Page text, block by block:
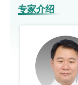
专家介绍